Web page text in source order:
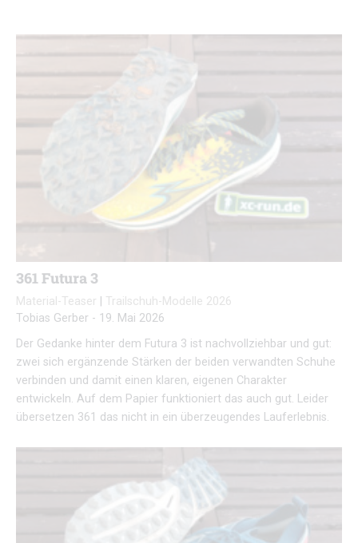
361 Futura 3
Material-Teaser
Trailschuh-Modelle 2026
Tobias Gerber - 19. Mai 2026
Der Gedanke hinter dem Futura 3 ist nachvollziehbar und gut:
zwei sich ergänzende Stärken der beiden verwandten Schuhe
verbinden und damit einen klaren, eigenen Charakter
entwickeln. Auf dem Papier funktioniert das auch gut. Leider
übersetzen 361 das nicht in ein überzeugendes Lauferlebnis.